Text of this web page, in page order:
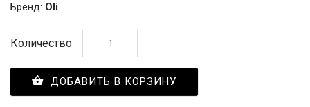
Бренд: Oli
Количество
ДОБАВИТЬ В КОРЗИНУ